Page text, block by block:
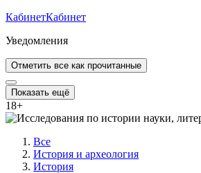
КабинетКабинет
Уведомления
Отметить все как прочитанные
Показать ещё
18+
Все
История и археология
История